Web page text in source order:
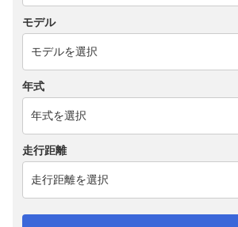
モデル
年式
走行距離